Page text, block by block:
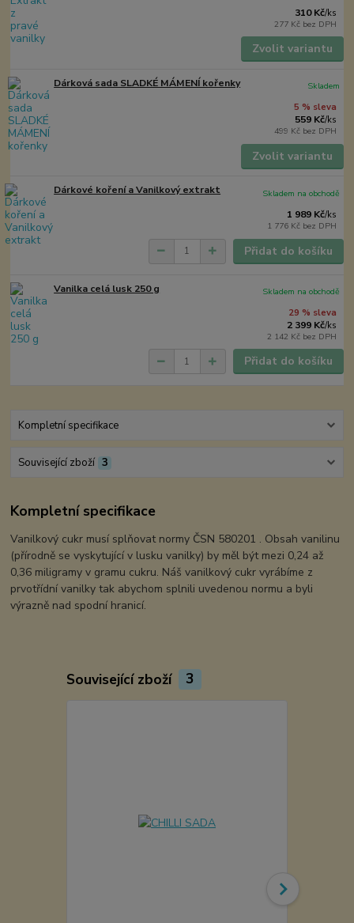
310 Kč/ks
277 Kč bez DPH
Zvolit variantu
Dárková sada SLADKÉ MÁMENÍ kořenky
5 % sleva
559 Kč/ks
499 Kč bez DPH
Skladem
Zvolit variantu
Dárkové koření a Vanilkový extrakt
1 989 Kč/ks
1 776 Kč bez DPH
Skladem na obchodě
Přidat do košíku
Vanilka celá lusk 250 g
29 % sleva
2 399 Kč/ks
2 142 Kč bez DPH
Skladem na obchodě
Přidat do košíku
Kompletní specifikace
Související zboží 3
Kompletní specifikace
Vanilkový cukr musí splňovat normy ČSN 580201 . Obsah vanilinu
(přírodně se vyskytující v lusku vanilky) by měl být mezi 0,24 až
0,36 miligramy v gramu cukru. Náš vanilkový cukr vyrábíme z
prvotřídní vanilky tak abychom splnili uvedenou normu a byli
výrazně nad spodní hranicí.
Související zboží 3